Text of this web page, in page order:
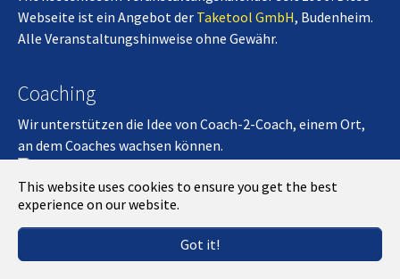
This website uses cookies to ensure you get the best
experience on our website.
Got it!
Webseite ist ein Angebot der Taketool GmbH, Budenheim.
Alle Veranstaltungshinweise ohne Gewähr.
Coaching
Wir unterstützen die Idee von Coach-2-Coach, einem Ort,
an dem Coaches wachsen können.
App